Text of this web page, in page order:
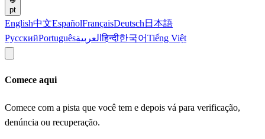
pt
English中文EspañolFrançaisDeutsch 日本語
РусскийPortuguêsالعربيةहिन्दी한국어Tiếng Việt
Comece aqui
Comece com a pista que você tem e depois vá para verificação,
denúncia ou recuperação.